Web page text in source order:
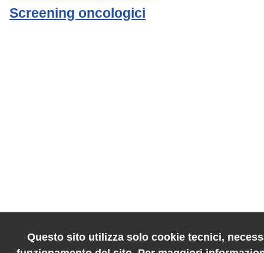
Screening oncologici
Questo sito utilizza solo cookie tecnici,